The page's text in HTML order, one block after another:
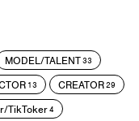
MODEL/TALENT33
13 CREATOR29
TikToker4